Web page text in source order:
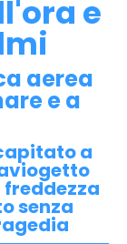
e
aerea
e a
a
freddezza
senza